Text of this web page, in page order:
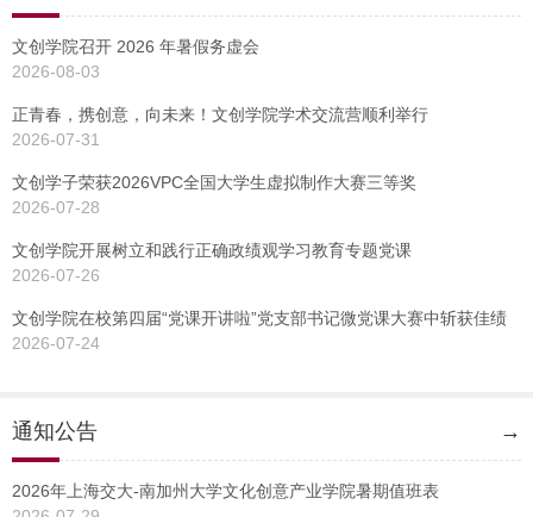
文创学院召开 2026 年暑假务虚会
2026-08-03
正青春，携创意，向未来！文创学院学术交流营顺利举行
2026-07-31
文创学子荣获2026VPC全国大学生虚拟制作大赛三等奖
2026-07-28
文创学院开展树立和践行正确政绩观学习教育专题党课
2026-07-26
文创学院在校第四届“党课开讲啦”党支部书记微党课大赛中斩获佳绩
2026-07-24
通知公告 →
2026年上海交大-南加州大学文化创意产业学院暑期值班表